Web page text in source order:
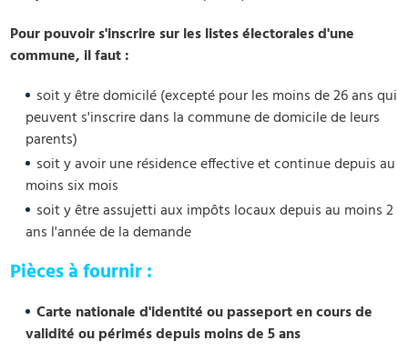
Pour pouvoir s'inscrire sur les listes électorales d'une
commune, il faut :
soit y être domicilé (excepté pour les moins de 26 ans qui
peuvent s'inscrire dans la commune de domicile de leurs
parents)
soit y avoir une résidence effective et continue depuis au
moins six mois
soit y être assujetti aux impôts locaux depuis au moins 2
ans l'année de la demande
Pièces à fournir :
Carte nationale d'identité ou passeport en cours de
validité ou périmés depuis moins de 5 ans​